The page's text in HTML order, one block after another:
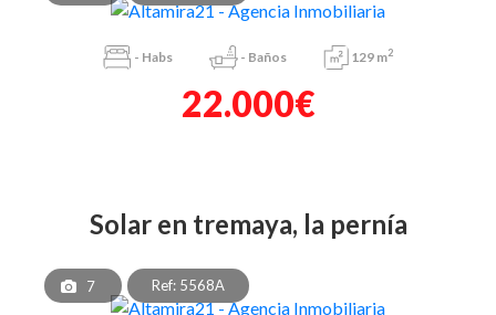
- Habs - Baños 129 m2
22.000€
solar en tremaya, la pernía
7 Ref: 5568A